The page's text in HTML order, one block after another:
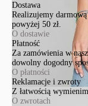
Dostawa
Realizujemy
powyżej 50 zł.
O dostawie
Płatność
Za zamówienia w
dowolny dogodny
O płatności
Reklamacje i zwroty
Z łatwością
O zwrotach